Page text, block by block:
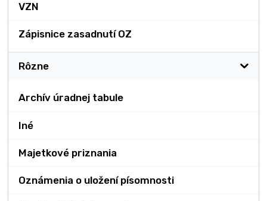
VZN
Zápisnice zasadnutí OZ
Rôzne
Archív úradnej tabule
Iné
Majetkové priznania
Oznámenia o uložení písomnosti